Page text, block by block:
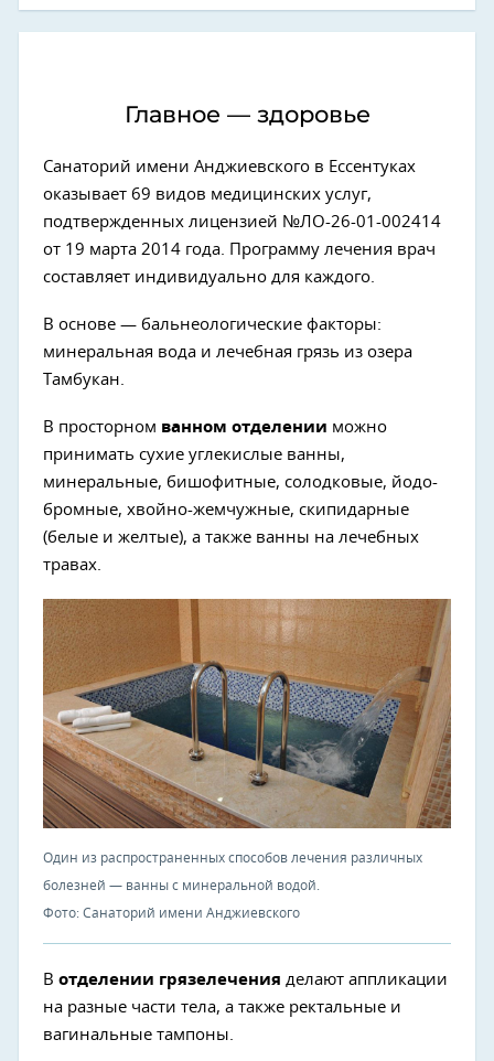
Главное — здоровье
Санаторий имени Анджиевского в Ессентуках
оказывает 69 видов медицинских услуг,
подтвержденных лицензией №ЛО-26-01-002414
от 19 марта 2014 года. Программу лечения врач
составляет индивидуально для каждого.
В основе — бальнеологические факторы:
минеральная вода и лечебная грязь из озера
Тамбукан.
В просторном ванном отделении можно
принимать сухие углекислые ванны,
минеральные, бишофитные, солодковые, йодо-
бромные, хвойно-жемчужные, скипидарные
(белые и желтые), а также ванны на лечебных
травах.
Один из распространенных способов лечения различных
болезней — ванны с минеральной водой.
Фото: Санаторий имени Анджиевского
В отделении грязелечения делают аппликации
на разные части тела, а также ректальные и
вагинальные тампоны.